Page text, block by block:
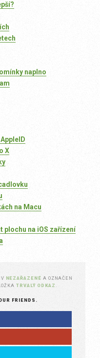
naplno
X
na Macu
plochu na iOS zařízení
NEZAŘAZENÉ A OZNAČEN
TRVALÝ ODKAZ
FRIENDS.